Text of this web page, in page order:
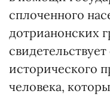
сплоченного
дотрианонских
исторического
человека,